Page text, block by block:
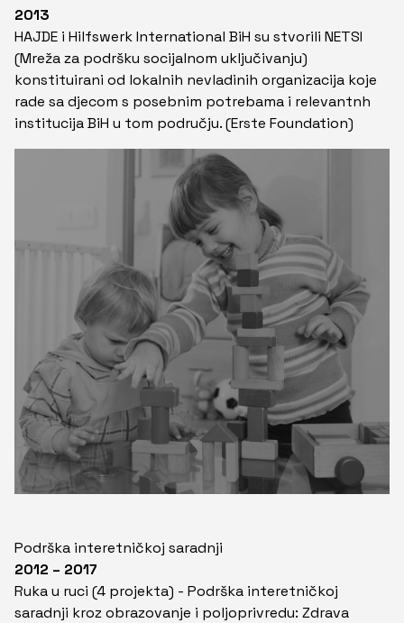
2013
HAJDE i Hilfswerk International BiH su stvorili NETSI
(Mreža za podršku socijalnom uključivanju)
konstituirani od lokalnih nevladinih organizacija koje
rade sa djecom s posebnim potrebama i relevantnh
institucija BiH u tom području. (Erste Foundation)
Podrška interetničkoj saradnji
2012 – 2017
Ruka u ruci (4 projekta) - Podrška interetničkoj
saradnji kroz obrazovanje i poljoprivredu: Zdrava